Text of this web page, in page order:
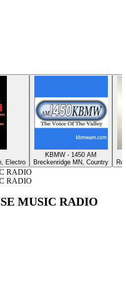
Electro
KBMW - 1450 AM
Breckenridge MN, Country
RADIO
RADIO
MUSIC RADIO